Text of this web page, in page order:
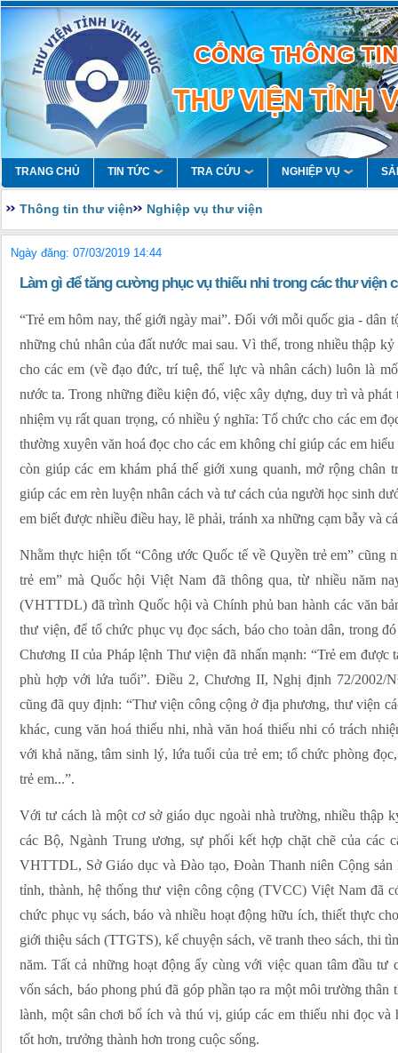
TRANG CHỦ TIN TỨC TRA CỨU NGHIỆP VỤ
Thông tin thư viện Nghiệp vụ thư viện
Ngày đăng: 07/03/2019 14:44
Làm gì để tăng cường phục vụ thiếu nhi trong các thư viện
“Trẻ em hôm nay, thế giới ngày mai”. Đối với mỗi quốc gia - dân
những chủ nhân của đất nước mai sau. Vì thế, trong nhiều thập
cho các em (về đạo đức, trí tuệ, thể lực và nhân cách) luôn là
nước ta. Trong những điều kiện đó, việc xây dựng, duy trì và phát
nhiệm vụ rất quan trọng, có nhiều ý nghĩa: Tổ chức cho các em
thường xuyên văn hoá đọc cho các em không chỉ giúp các em
còn giúp các em khám phá thế giới xung quanh, mở rộng chân
giúp các em rèn luyện nhân cách và tư cách của người học sinh
em biết được nhiều điều hay, lẽ phải, tránh xa những cạm bẫy và
Nhằm thực hiện tốt “Công ước Quốc tế về Quyền trẻ em” cũng
trẻ em” mà Quốc hội Việt Nam đã thông qua, từ nhiều năm
(VHTTDL) đã trình Quốc hội và Chính phủ ban hành các văn
thư viện, để tổ chức phục vụ đọc sách, báo cho toàn dân, trong
Chương II của Pháp lệnh Thư viện đã nhấn mạnh: “Trẻ em
phù hợp với lứa tuổi”. Điều 2, Chương II, Nghị định 72/2002/
cũng đã quy định: “Thư viện công cộng ở địa phương, thư viện
khác, cung văn hoá thiếu nhi, nhà văn hoá thiếu nhi có trách
với khả năng, tâm sinh lý, lứa tuổi của trẻ em; tổ chức phòng
trẻ em...”.
Với tư cách là một cơ sở giáo dục ngoài nhà trường, nhiều thập
các Bộ, Ngành Trung ương, sự phối kết hợp chặt chẽ của các
VHTTDL, Sở Giáo dục và Đào tạo, Đoàn Thanh niên Cộng
tỉnh, thành, hệ thống thư viện công cộng (TVCC) Việt Nam đã
chức phục vụ sách, báo và nhiều hoạt động hữu ích, thiết thực
giới thiệu sách (TTGTS), kể chuyện sách, vẽ tranh theo sách, thi
năm. Tất cả những hoạt động ấy cùng với việc quan tâm đầu tư
vốn sách, báo phong phú đã góp phần tạo ra một môi trường
lành, một sân chơi bổ ích và thú vị, giúp các em thiếu nhi đọc và
tốt hơn, trưởng thành hơn trong cuộc sống.